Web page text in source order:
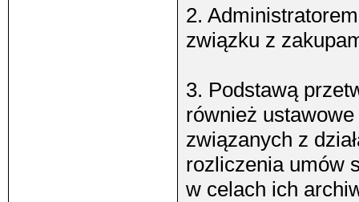
2.
związku z
3. Podstawą
również
związanych z
rozliczenia umów
w celach ich